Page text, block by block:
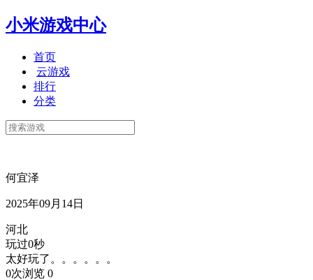
小米游戏中心
首页
云游戏
排行
分类
何宜泽
2025年09月14日
河北
玩过0秒
太好玩了。。。。。。
0次浏览 0